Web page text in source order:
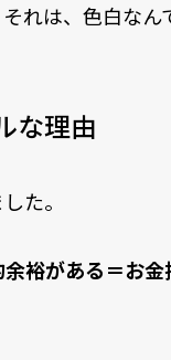
れは、色白な
な理由
た。
裕がある＝お金